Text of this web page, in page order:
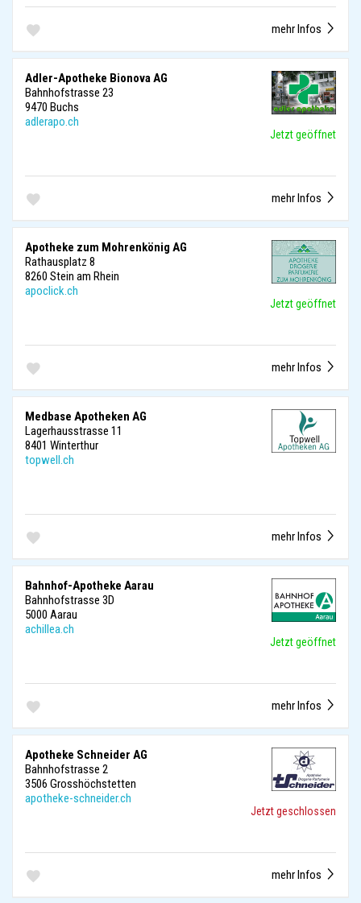
mehr Infos
Adler-Apotheke Bionova AG
Bahnhofstrasse 23
9470 Buchs
adlerapo.ch
Jetzt geöffnet
mehr Infos
Apotheke zum Mohrenkönig AG
Rathausplatz 8
8260 Stein am Rhein
apoclick.ch
Jetzt geöffnet
mehr Infos
Medbase Apotheken AG
Lagerhausstrasse 11
8401 Winterthur
topwell.ch
mehr Infos
Bahnhof-Apotheke Aarau
Bahnhofstrasse 3D
5000 Aarau
achillea.ch
Jetzt geöffnet
mehr Infos
Apotheke Schneider AG
Bahnhofstrasse 2
3506 Grosshöchstetten
apotheke-schneider.ch
Jetzt geschlossen
mehr Infos